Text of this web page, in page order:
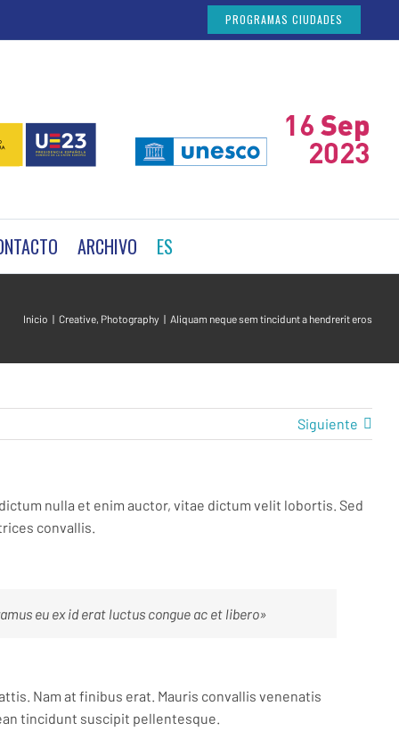
PROGRAMAS CIUDADES
ARCHIVO ES
Inicio | Creative Photography | Aliquam neque sem tincidunt a hendrerit eros
Siguiente
nulla et enim auctor, vitae dictum velit lobortis. Sed
convallis.
eu ex id erat luctus congue ac et libero»
Nam at finibus erat. Mauris convallis venenatis
tincidunt suscipit pellentesque.